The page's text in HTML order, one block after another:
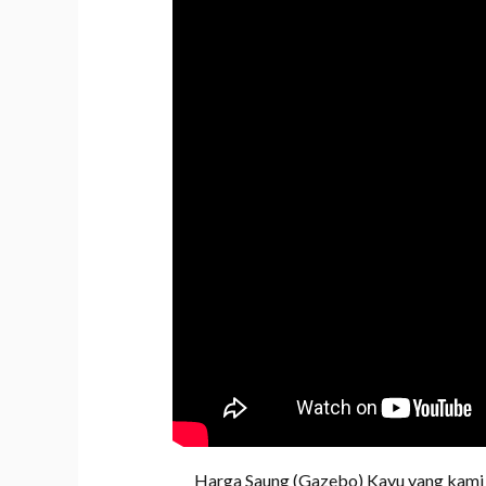
Harga Saung (Gazebo) Kayu yang